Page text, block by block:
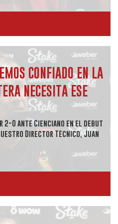
CONFIADO EN LA
NECESITA ESE
0 ante Cienciano en el debut
Director Técnico, Juan